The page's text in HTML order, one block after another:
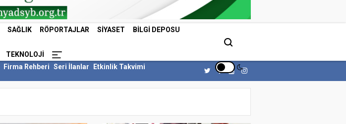
SAĞLIK RÖPORTAJLAR SIYASET BILGI DEPOSU
TEKNOLOJI
Firma Rehberi Seri İlanlar
Etkinlik Takvimi